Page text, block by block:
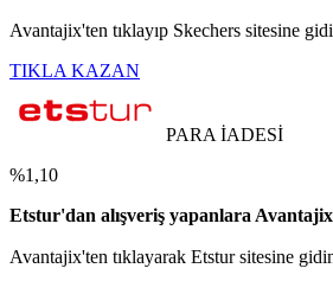
Avantajix'ten tıklayıp Skechers sitesine
TIKLA KAZAN
PARA İADESİ
%1,10
Etstur'dan alışveriş yapanlara
Avantajix'ten tıklayarak Etstur sitesine